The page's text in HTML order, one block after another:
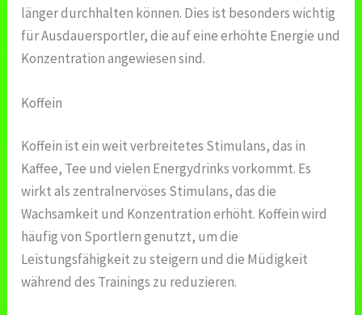
länger durchhalten können. Dies ist besonders wichtig
für Ausdauersportler, die auf eine erhöhte Energie und
Konzentration angewiesen sind.
Koffein
Koffein ist ein weit verbreitetes Stimulans, das in
Kaffee, Tee und vielen Energydrinks vorkommt. Es
wirkt als zentralnervöses Stimulans, das die
Wachsamkeit und Konzentration erhöht. Koffein wird
häufig von Sportlern genutzt, um die
Leistungsfähigkeit zu steigern und die Müdigkeit
während des Trainings zu reduzieren.